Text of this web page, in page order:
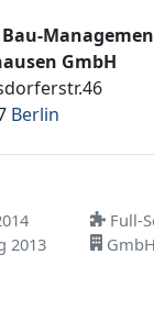
Bau-
GmbH
Berlin
Full-
2013
GmbH